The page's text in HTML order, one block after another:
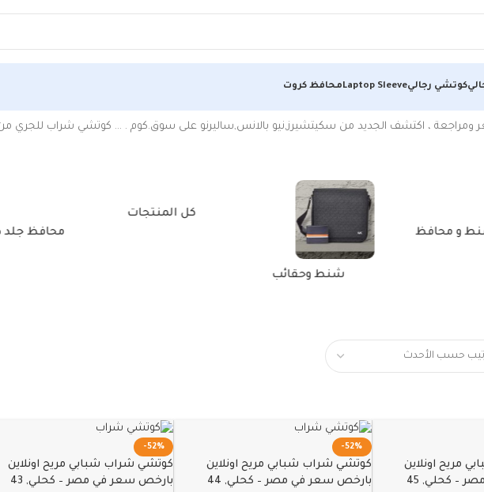
كوتشي رجاليLaptop Sleeveمحافظ كروت
، اكتشف الجديد من سكيتشيرز,نيو بالانس,ساليرنو على سوق.كوم . … كوتشي شراب للجري من
و محافظ
شنط وحقائب
كل المنتجات
محافظ
مريح اونلاين
– كحلي, 45
-52%
كوتشي شراب شبابي مريح اونلاين
بارخص سعر في مصر – كحلي, 44
-52%
كوتشي شراب شبابي مريح اونلاين
بارخص سعر في مصر – كحلي, 43